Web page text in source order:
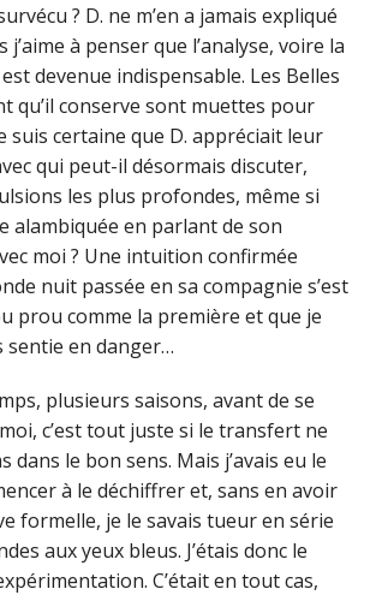
? D. ne m’en a jamais expliqué
j’aime à penser que l’analyse, voire la
devenue indispensable. Les Belles
qu’il conserve sont muettes pour
suis certaine que D. appréciait leur
qui peut-il désormais discuter,
les plus profondes, même si
alambiquée en parlant de son
moi ? Une intuition confirmée
nuit passée en sa compagnie s’est
prou comme la première et que je
sentie en danger…
plusieurs saisons, avant de se
c’est tout juste si le transfert ne
dans le bon sens. Mais j’avais eu le
à le déchiffrer et, sans en avoir
formelle, je le savais tueur en série
aux yeux bleus. J’étais donc le
C’était en tout cas,